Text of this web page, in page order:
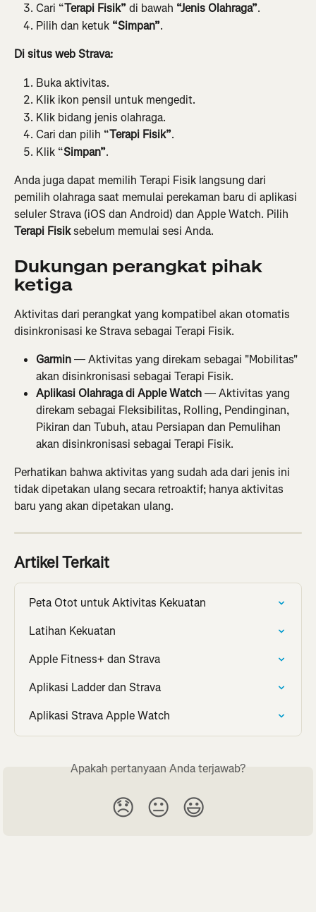
Cari “Terapi Fisik” di bawah “Jenis Olahraga”.
Pilih dan ketuk “Simpan”.
Di situs web Strava:
Buka aktivitas.
Klik ikon pensil untuk mengedit.
Klik bidang jenis olahraga.
Cari dan pilih “Terapi Fisik”.
Klik “Simpan”.
Anda juga dapat memilih Terapi Fisik langsung dari
pemilih olahraga saat memulai perekaman baru di aplikasi
seluler Strava (iOS dan Android) dan Apple Watch. Pilih
Terapi Fisik sebelum memulai sesi Anda.
Dukungan perangkat pihak
ketiga
Aktivitas dari perangkat yang kompatibel akan otomatis
disinkronisasi ke Strava sebagai Terapi Fisik.
Garmin — Aktivitas yang direkam sebagai "Mobilitas"
akan disinkronisasi sebagai Terapi Fisik.
Aplikasi Olahraga di Apple Watch — Aktivitas yang
direkam sebagai Fleksibilitas, Rolling, Pendinginan,
Pikiran dan Tubuh, atau Persiapan dan Pemulihan
akan disinkronisasi sebagai Terapi Fisik.
Perhatikan bahwa aktivitas yang sudah ada dari jenis ini
tidak dipetakan ulang secara retroaktif; hanya aktivitas
baru yang akan dipetakan ulang.
Artikel Terkait
Peta Otot untuk Aktivitas Kekuatan
Latihan Kekuatan
Apple Fitness+ dan Strava
Aplikasi Ladder dan Strava
Aplikasi Strava Apple Watch
Apakah pertanyaan Anda terjawab?
😞 😐 😃